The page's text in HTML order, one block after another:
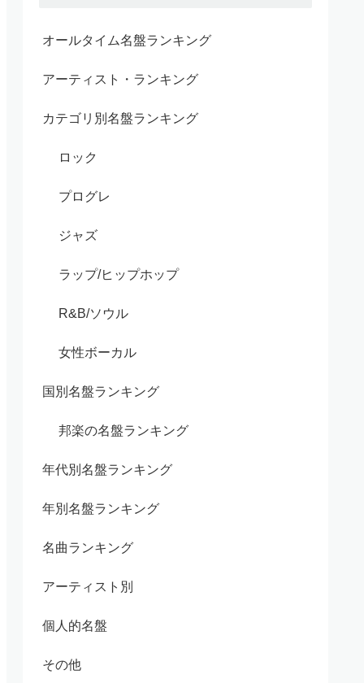
オールタイム名盤ランキング
アーティスト・ランキング
カテゴリ別名盤ランキング
ロック
プログレ
ジャズ
ラップ/ヒップホップ
R&B/ソウル
女性ボーカル
国別名盤ランキング
邦楽の名盤ランキング
年代別名盤ランキング
年別名盤ランキング
名曲ランキング
アーティスト別
個人的名盤
その他